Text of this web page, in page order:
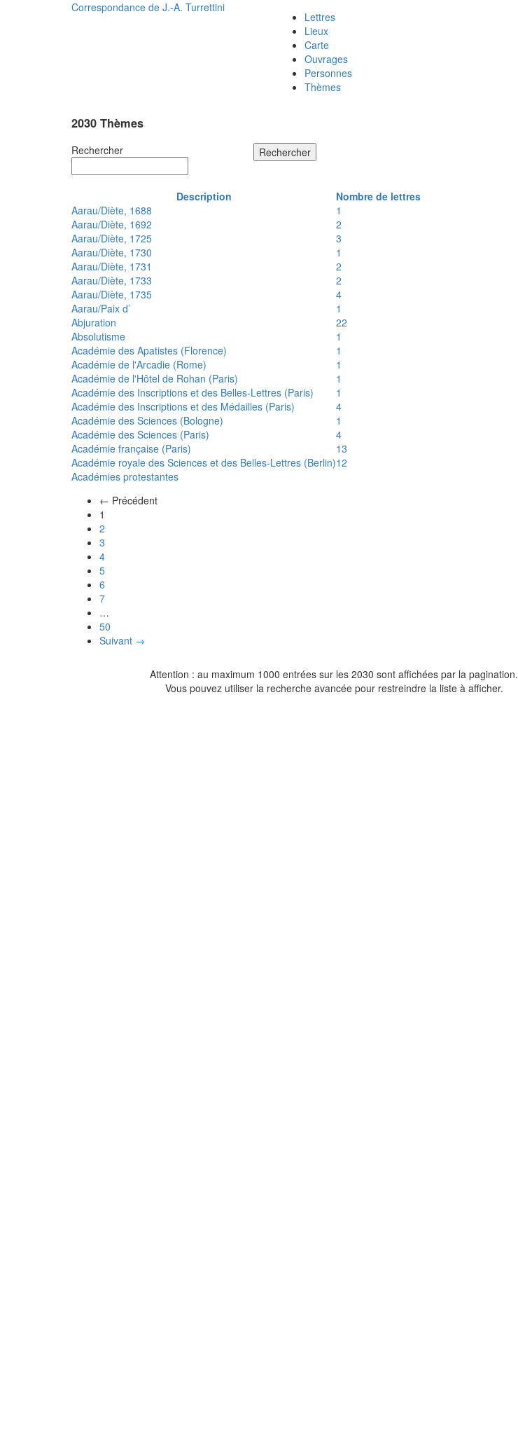
Correspondance de J.-A. Turrettini
Lettres
Lieux
Carte
Ouvrages
Personnes
Thèmes
2030 Thèmes
Rechercher Rechercher
Description
Nombre de lettres
Aarau/Diète, 1688
1
Aarau/Diète, 1692
2
Aarau/Diète, 1725
3
Aarau/Diète, 1730
1
Aarau/Diète, 1731
2
Aarau/Diète, 1733
2
Aarau/Diète, 1735
4
Aarau/Paix d’
1
Abjuration
22
Absolutisme
1
Académie des Apatistes (Florence)
1
Académie de l'Arcadie (Rome)
1
Académie de l'Hôtel de Rohan (Paris)
1
Académie des Inscriptions et des Belles-Lettres (Paris)
1
Académie des Inscriptions et des Médailles (Paris)
4
Académie des Sciences (Bologne)
1
Académie des Sciences (Paris)
4
Académie française (Paris)
13
Académie royale des Sciences et des Belles-Lettres (Berlin)12
Académies protestantes
← Précédent
1
2
3
4
5
6
7
…
50
Suivant →
Attention : au maximum 1000 entrées sur les 2030 sont affichées par la pagination.
Vous pouvez utiliser la recherche avancée pour restreindre la liste à afficher.